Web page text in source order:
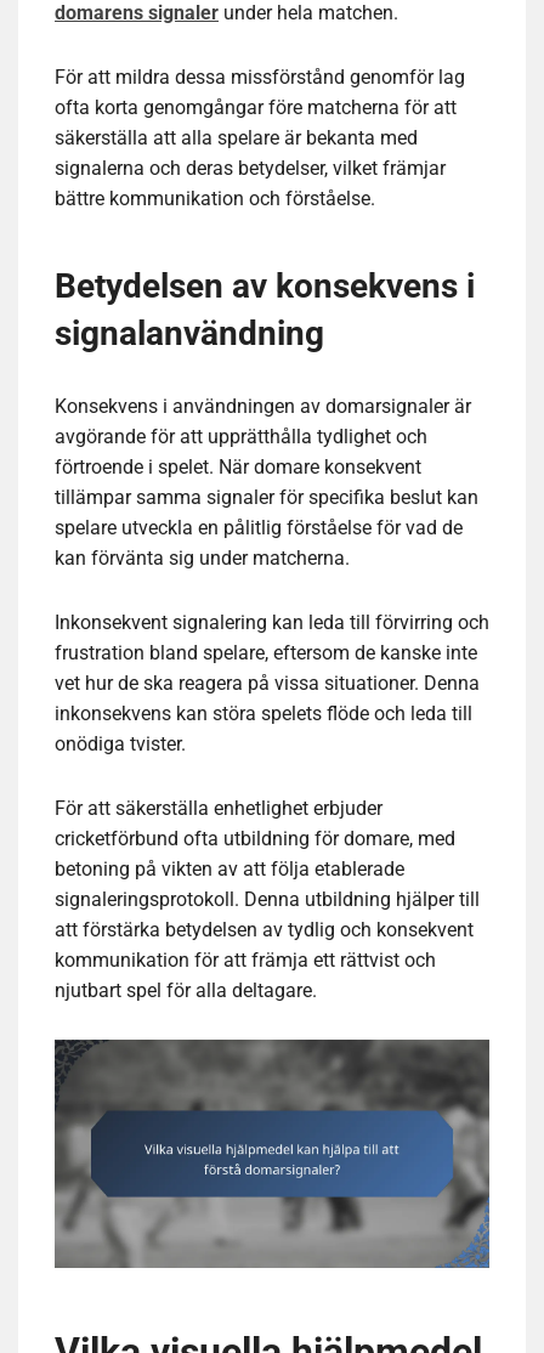
domarens signaler under hela matchen.
För att mildra dessa missförstånd genomför lag
ofta korta genomgångar före matcherna för att
säkerställa att alla spelare är bekanta med
signalerna och deras betydelser, vilket främjar
bättre kommunikation och förståelse.
Betydelsen av konsekvens i
signalanvändning
Konsekvens i användningen av domarsignaler är
avgörande för att upprätthålla tydlighet och
förtroende i spelet. När domare konsekvent
tillämpar samma signaler för specifika beslut kan
spelare utveckla en pålitlig förståelse för vad de
kan förvänta sig under matcherna.
Inkonsekvent signalering kan leda till förvirring och
frustration bland spelare, eftersom de kanske inte
vet hur de ska reagera på vissa situationer. Denna
inkonsekvens kan störa spelets flöde och leda till
onödiga tvister.
För att säkerställa enhetlighet erbjuder
cricketförbund ofta utbildning för domare, med
betoning på vikten av att följa etablerade
signaleringsprotokoll. Denna utbildning hjälper till
att förstärka betydelsen av tydlig och konsekvent
kommunikation för att främja ett rättvist och
njutbart spel för alla deltagare.